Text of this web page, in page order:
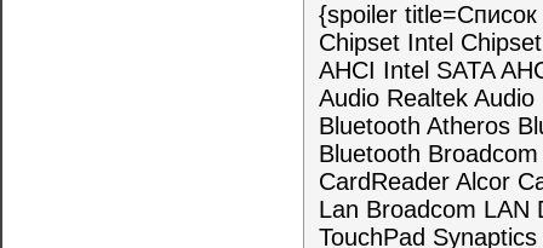
{spoiler
Chipset Intel
AHCI Intel SATA
Audio Realtek
Bluetooth Atheros
Bluetooth
CardReader Alcor
Lan Broadcom
TouchPad